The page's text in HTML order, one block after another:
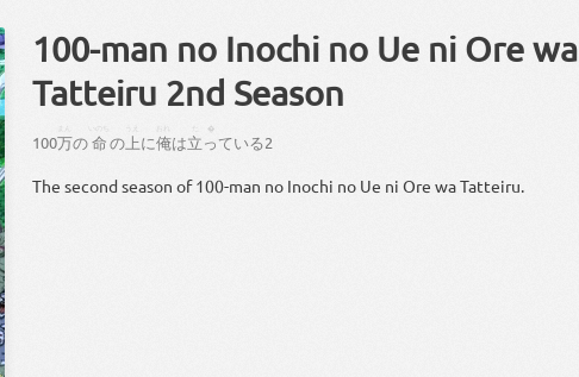
100-man no Inochi no Ue ni Ore wa
Tatteiru 2nd Season
100万の命の 上に俺は立っ
た�
ている2
The second season of 100-man no Inochi no Ue ni Ore wa Tatteiru.